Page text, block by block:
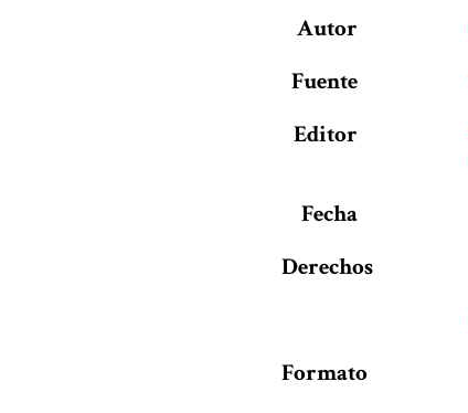
Autor
Fuente
Editor
Fecha
Derechos
Formato